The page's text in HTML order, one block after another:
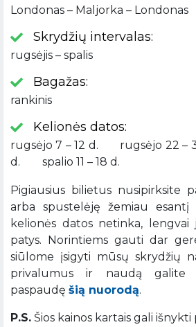
Londonas – Maljorka – Londonas
Skrydžių intervalas:
rugsėjis – spalis
Bagažas:
rankinis
Kelionės datos:
rugsėjo 7 – 12 d. rugsėjo 22
d. spalio 11 – 18 d.
Pigiausius bilietus nusipirksite
arba spustelėję žemiau
kelionės datos netinka, lengvai
patys. Norintiems gauti dar
siūlome įsigyti mūsų skrydžių
privalumus ir naudą galite
paspaudę šią nuorodą.
P.S. Šios kainos kartais gali išnykti